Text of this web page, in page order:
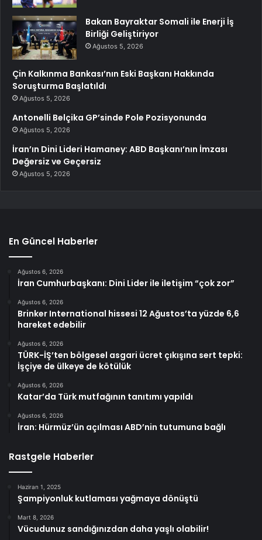
Bakan Bayraktar Somali ile Enerji İş
Birliği Geliştiriyor
Ağustos 5, 2026
Çin Kalkınma Bankası’nın Eski Başkanı Hakkında
Soruşturma Başlatıldı
Ağustos 5, 2026
Antonelli Belçika GP’sinde Pole Pozisyonunda
Ağustos 5, 2026
İran’ın Dini Lideri Hamaney: ABD Başkanı’nın İmzası
Değersiz ve Geçersiz
Ağustos 5, 2026
En Güncel Haberler
Ağustos 6, 2026
İran Cumhurbaşkanı: Dini Lider ile iletişim “çok zor”
Ağustos 6, 2026
Brinker International hissesi 12 Ağustos’ta yüzde 6,6
hareket edebilir
Ağustos 6, 2026
TÜRK-İŞ’ten bölgesel asgari ücret çıkışına sert tepki:
İşçiye de ülkeye de kötülük
Ağustos 6, 2026
Katar’da Türk mutfağının tanıtımı yapıldı
Ağustos 6, 2026
İran: Hürmüz’ün açılması ABD’nin tutumuna bağlı
Rastgele Haberler
Haziran 1, 2025
Şampiyonluk kutlaması yağmaya dönüştü
Mart 8, 2026
Vücudunuz sandığınızdan daha yaşlı olabilir!